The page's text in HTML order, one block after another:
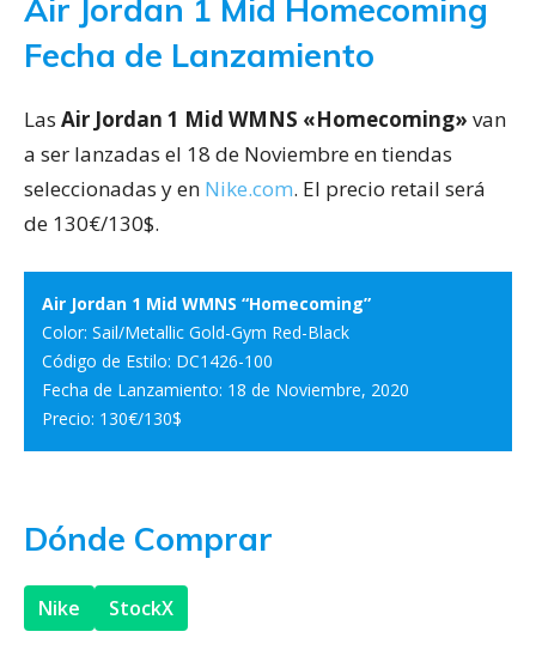
Air Jordan 1 Mid Homecoming
Fecha de Lanzamiento
Las Air Jordan 1 Mid WMNS «Homecoming» van
a ser lanzadas el 18 de Noviembre en tiendas
seleccionadas y en Nike.com. El precio retail será
de 130€/130$.
Air Jordan 1 Mid WMNS “Homecoming”
Color: Sail/Metallic Gold-Gym Red-Black
Código de Estilo: DC1426-100
Fecha de Lanzamiento: 18 de Noviembre, 2020
Precio: 130€/130$
Dónde Comprar
Nike StockX